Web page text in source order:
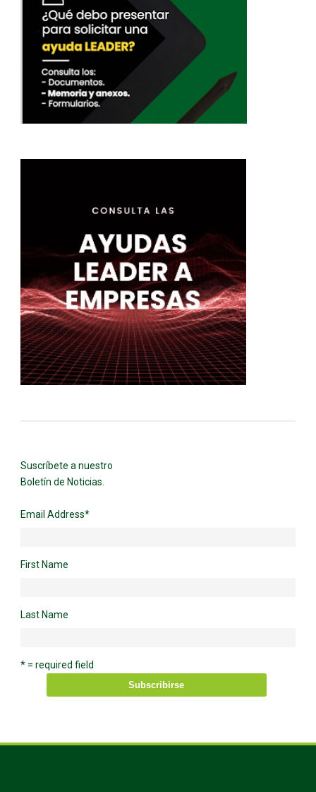
Suscríbete a nuestro
Boletín de Noticias.
Email Address*
First Name
Last Name
* = required field